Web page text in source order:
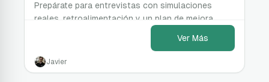
Prepárate para entrevistas con simulaciones
reales, retroalimentación y un plan de mejora
Ver Más
Javier